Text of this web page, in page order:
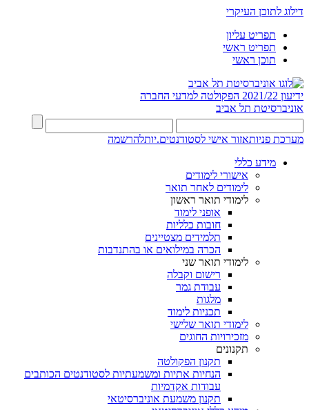
דילוג לתוכן העיקרי
תפריט עליון
תפריט ראשי
תוכן ראשי
ידיעון 2021/22
הפקולטה למדעי החברה
אוניברסיטת תל אביב
מערכת פניותאזור אישי לסטודנטים.יותלהרשמה
מידע כללי
אישורי לימודים
לימודים לאחר תואר
לימודי תואר ראשון
אופני לימוד
חובות כלליות
תלמידים מצטיינים
הכרה במילואים או בהתנדבות
לימודי תואר שני
רישום וקבלה
עבודת גמר
מלגות
תכניות לימוד
לימודי תואר שלישי
מזכירויות החוגים
תקנונים
תקנון הפקולטה
הנחיות אתיות ומשמעתיות לסטודנטים הכותבים
עבודות אקדמיות
תקנון משמעת אוניברסיטאי